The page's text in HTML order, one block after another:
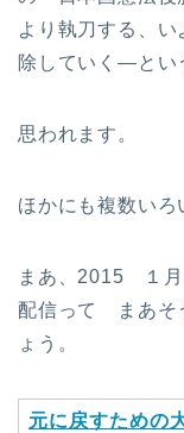
より執刀する、
除していく—と
思われます。
ほかにも複数いろ
まあ、2015 １月
配信って まあそ
ょう。
元に戻すための